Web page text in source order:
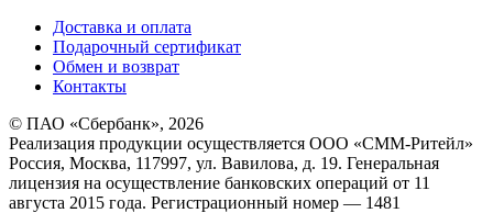
Доставка и оплата
Подарочный сертификат
Обмен и возврат
Контакты
© ПАО «Сбербанк», 2026
Реализация продукции осуществляется ООО «СММ-Ритейл»
Россия, Москва, 117997, ул. Вавилова, д. 19. Генеральная
лицензия на осуществление банковских операций от 11
августа 2015 года. Регистрационный номер — 1481